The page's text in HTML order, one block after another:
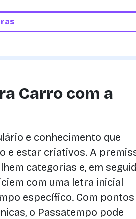
Carro com a
e conhecimento que
e estar criativos. A
categorias e, em
com uma letra inicial
específico. Com pontos
o Passatempo pode